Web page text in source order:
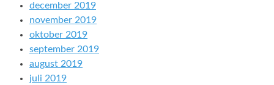
december 2019
november 2019
oktober 2019
september 2019
august 2019
juli 2019